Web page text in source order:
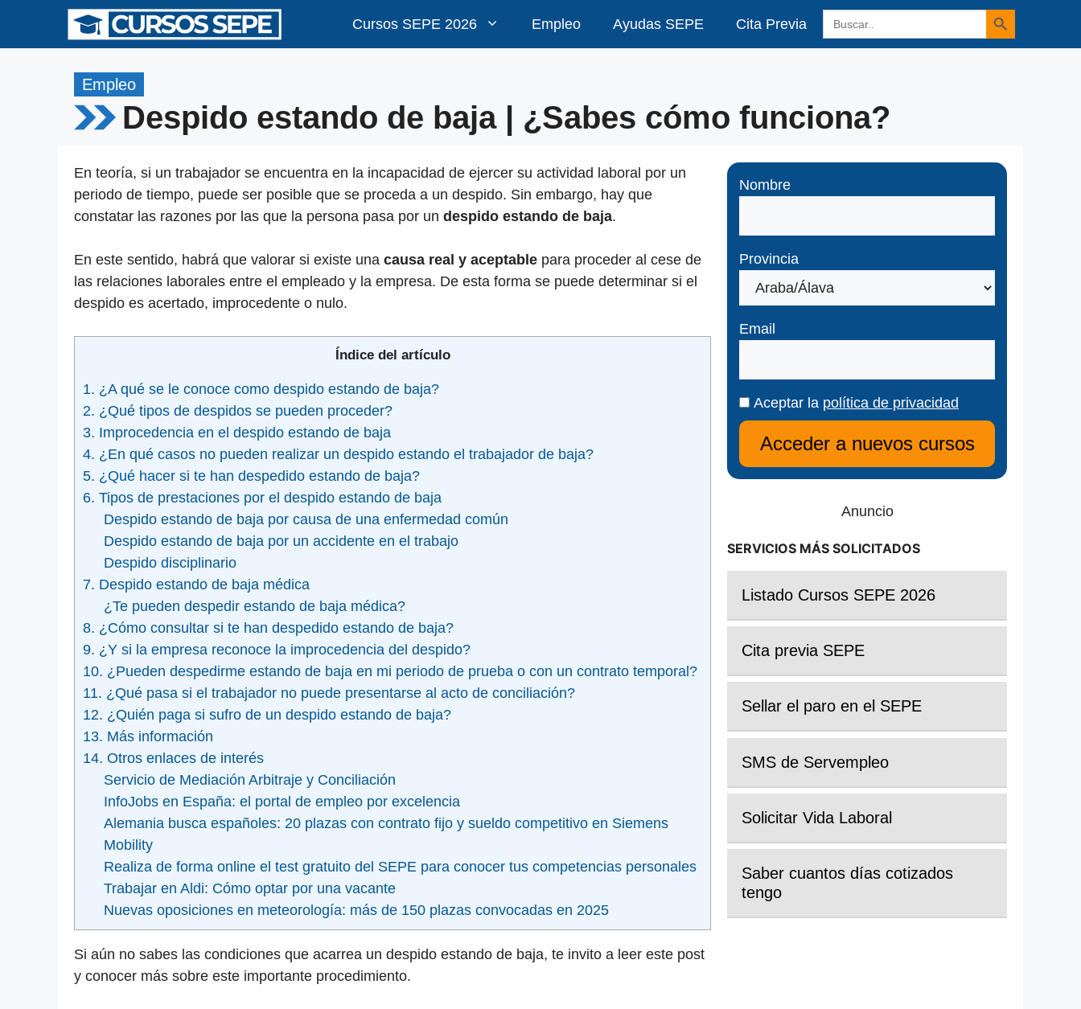
contenido
Cursos SEPE 2026 Empleo Ayudas SEPE Cita Previa Buscar: Botón de búsqueda
Empleo
Despido estando de baja | ¿Sabes cómo funciona?
En teoría, si un trabajador se encuentra en la incapacidad de ejercer su actividad laboral por un
periodo de tiempo, puede ser posible que se proceda a un despido. Sin embargo, hay que
constatar las razones por las que la persona pasa por un despido estando de baja.
En este sentido, habrá que valorar si existe una causa real y aceptable para proceder al cese de
las relaciones laborales entre el empleado y la empresa. De esta forma se puede determinar si el
despido es acertado, improcedente o nulo.
Índice del artículo
1. ¿A qué se le conoce como despido estando de baja?
2. ¿Qué tipos de despidos se pueden proceder?
3. Improcedencia en el despido estando de baja
4. ¿En qué casos no pueden realizar un despido estando el trabajador de baja?
5. ¿Qué hacer si te han despedido estando de baja?
6. Tipos de prestaciones por el despido estando de baja
Despido estando de baja por causa de una enfermedad común
Despido estando de baja por un accidente en el trabajo
Despido disciplinario
7. Despido estando de baja médica
¿Te pueden despedir estando de baja médica?
8. ¿Cómo consultar si te han despedido estando de baja?
9. ¿Y si la empresa reconoce la improcedencia del despido?
10. ¿Pueden despedirme estando de baja en mi periodo de prueba o con un contrato temporal?
11. ¿Qué pasa si el trabajador no puede presentarse al acto de conciliación?
12. ¿Quién paga si sufro de un despido estando de baja?
13. Más información
14. Otros enlaces de interés
Servicio de Mediación Arbitraje y Conciliación
InfoJobs en España: el portal de empleo por excelencia
Alemania busca españoles: 20 plazas con contrato fijo y sueldo competitivo en Siemens
Mobility
Realiza de forma online el test gratuito del SEPE para conocer tus competencias personales
Trabajar en Aldi: Cómo optar por una vacante
Nuevas oposiciones en meteorología: más de 150 plazas convocadas en 2025
Si aún no sabes las condiciones que acarrea un despido estando de baja, te invito a leer este post
y conocer más sobre este importante procedimiento.
Nombre
Provincia
Email
Aceptar la política de privacidad
Anuncio
SERVICIOS MÁS SOLICITADOS
Listado Cursos SEPE 2026
Cita previa SEPE
Sellar el paro en el SEPE
SMS de Servempleo
Solicitar Vida Laboral
Saber cuantos días cotizados
tengo